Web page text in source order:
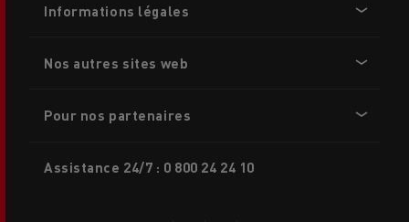
menu
Informations légales
Nos autres sites web
Pour nos partenaires
Assistance 24/7 : 0 800 24 24 10